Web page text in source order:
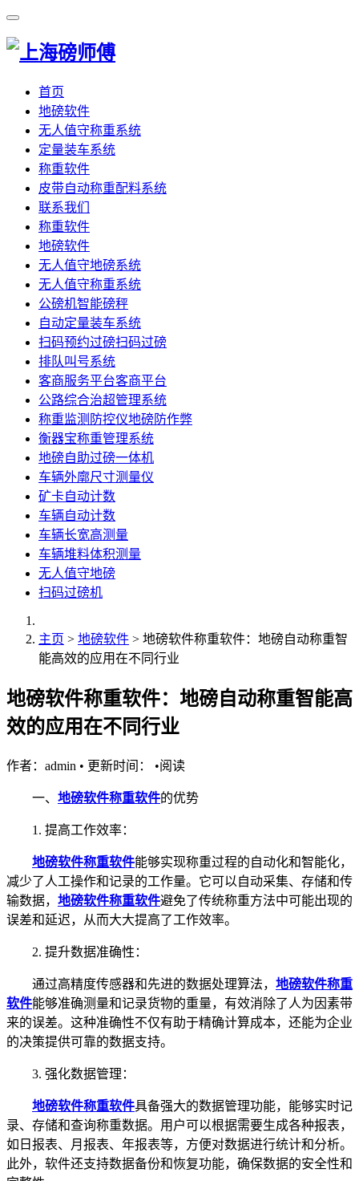
首页
地磅软件
无人值守称重系统
定量装车系统
称重软件
皮带自动称重配料系统
联系我们
称重软件
地磅软件
无人值守地磅系统
无人值守称重系统
公磅机智能磅秤
自动定量装车系统
扫码预约过磅扫码过磅
排队叫号系统
客商服务平台客商平台
公路综合治超管理系统
称重监测防控仪地磅防作弊
衡器宝称重管理系统
地磅自助过磅一体机
车辆外廓尺寸测量仪
矿卡自动计数
车辆自动计数
车辆长宽高测量
车辆堆料体积测量
无人值守地磅
扫码过磅机
主页 > 地磅软件 > 地磅软件称重软件：地磅自动称重智
能高效的应用在不同行业
地磅软件称重软件：地磅自动称重智能高
效的应用在不同行业
作者：admin • 更新时间： •阅读
一、 地磅软件称重软件的优势
1. 提高工作效率：
地磅软件称重软件能够实现称重过程的自动化和智能化，
减少了人工操作和记录的工作量。它可以自动采集、存储和传
输数据， 地磅软件称重软件避免了传统称重方法中可能出现的
误差和延迟，从而大大提高了工作效率。
2. 提升数据准确性：
通过高精度传感器和先进的数据处理算法， 地磅软件称重
软件能够准确测量和记录货物的重量，有效消除了人为因素带
来的误差。这种准确性不仅有助于精确计算成本，还能为企业
的决策提供可靠的数据支持。
3. 强化数据管理：
地磅软件称重软件具备强大的数据管理功能，能够实时记
录、存储和查询称重数据。用户可以根据需要生成各种报表，
如日报表、月报表、年报表等，方便对数据进行统计和分析。
此外，软件还支持数据备份和恢复功能，确保数据的安全性和